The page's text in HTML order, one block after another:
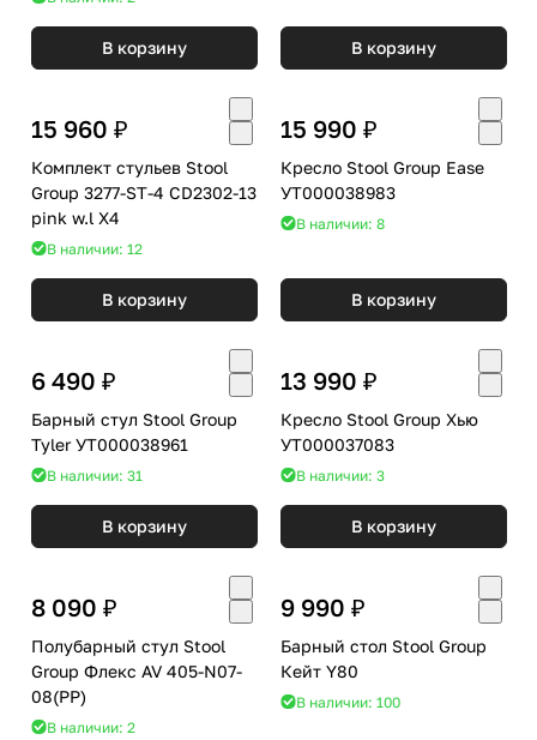
В корзину В корзину
15 960 ₽
Комплект стульев Stool
Group 3277-ST-4 CD2302-13
pink w.l X4
В наличии: 12
В корзину
15 990 ₽
Кресло Stool Group Ease
УТ000038983
В наличии: 8
В корзину
6 490 ₽
Барный стул Stool Group
Tyler УТ000038961
В наличии: 31
В корзину
13 990 ₽
Кресло Stool Group Хью
УТ000037083
В наличии: 3
В корзину
8 090 ₽
Полубарный стул Stool
Group Флекс AV 405-N07-
08(PP)
В наличии: 2
9 990 ₽
Барный стол Stool Group
Кейт Y80
В наличии: 100